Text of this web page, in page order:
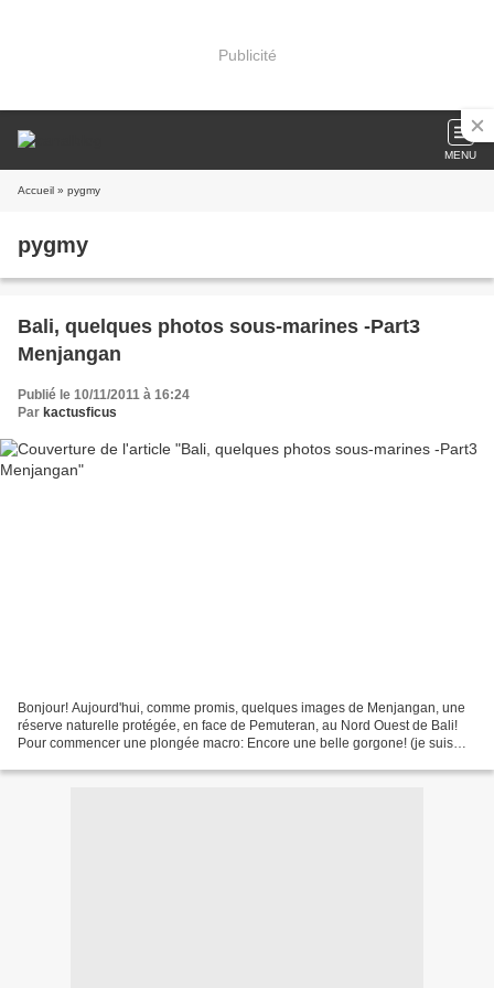
Publicité
MENU
Accueil » pygmy
pygmy
Bali, quelques photos sous-marines -Part3
Menjangan
Publié le 10/11/2011 à 16:24
Par kactusficus
Bonjour! Aujourd'hui, comme promis, quelques images de Menjangan, une
réserve naturelle protégée, en face de Pemuteran, au Nord Ouest de Bali!
Pour commencer une plongée macro: Encore une belle gorgone! (je suis